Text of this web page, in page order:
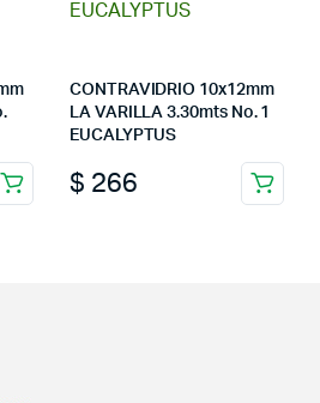
CONTRAVIDRIO 10x12mm
LA VARILLA 3.30mts No. 1
EUCALYPTUS
$ 266